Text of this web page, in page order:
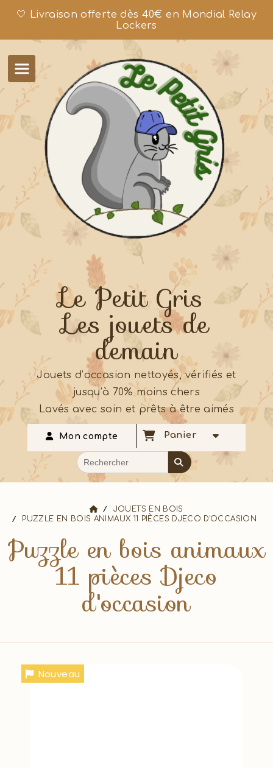
🤍 Livraison offerte dès 40€ en Mondial Relay
Lockers
Le Petit Gris
Les jouets de
demain
Jouets d’occasion nettoyés, vérifiés et
jusqu’à 70% moins chers
Lavés avec soin et prêts à être aimés
Mon compte Panier
JOUETS EN BOIS
PUZZLE EN BOIS ANIMAUX 11 PIÈCES DJECO D'OCCASION
Puzzle en bois animaux
11 pièces Djeco
d'occasion
Nouveau